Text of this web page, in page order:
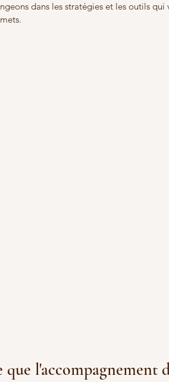
dans les stratégies et les outils
que l'accompagnement